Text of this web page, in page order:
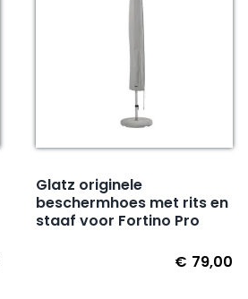
Glatz originele
beschermhoes met rits en
staaf voor Fortino Pro
€ 79,00